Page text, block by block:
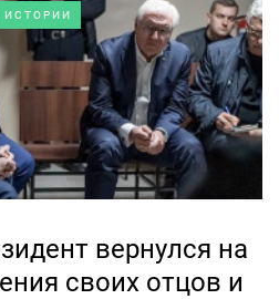
вернулся на
своих отцов и